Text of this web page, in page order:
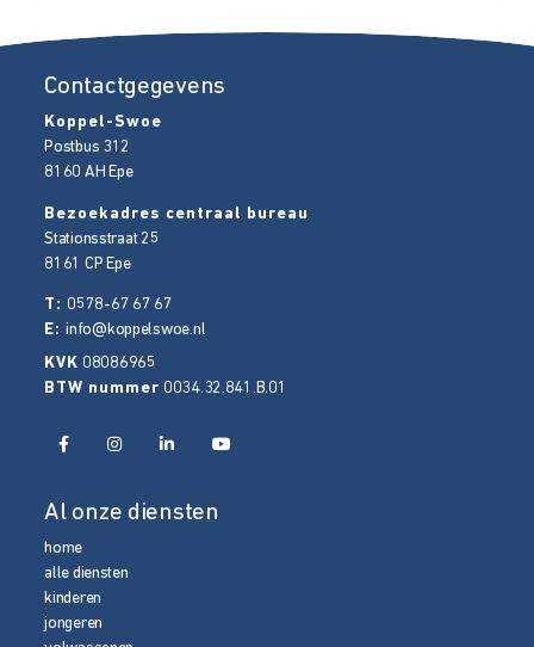
Contactgegevens
Koppel-Swoe
Postbus 312
8160 AH Epe
Bezoekadres centraal bureau
Stationsstraat 25
8161 CP Epe
T: 0578-67 67 67
E:info@koppelswoe.nl
KVK 08086965
BTW nummer 0034.32.841.B.01
Al onze diensten
home
alle diensten
kinderen
jongeren